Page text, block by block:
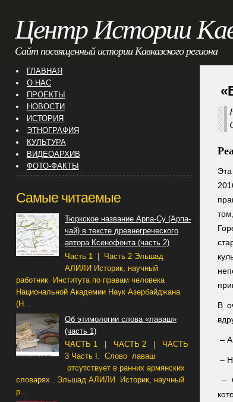
Центр Истории
Сайт посвященный истории Кавказского региона
В
– А
–
–
ГЛАВНАЯ
О НАС
ПРОЕКТЫ
НОВОСТИ
ИСТОРИЯ
ЭТНОГРАФИЯ
КУЛЬТУРА
ВИДЕОАРХИВ
ФОТО-ФАКТЫ
Самые читаемые
Тюркское название Арпа-Су (Арпа-
чай) в тексте древнегреческого
автора Ксенофонта (часть 2)
Часть 1 | Часть 2 Эльшад
АЛИЛИ Историк, научный
работник Института по правам человека
Национальной Академии Наук Азербайджана
(Н...
Об этимологии слова «лаваш»
(часть 1)
ЧАСТЬ 1 | ЧАСТЬ 2 | ЧАСТЬ
3 Часть I. Слово лаваш
отсутствует в ранних армянских
словарях . Эльшад АЛИЛИ Историк, научный
р...